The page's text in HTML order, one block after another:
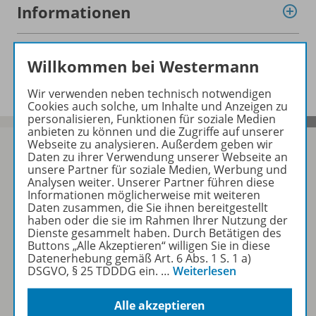
Informationen
Hörprobe zu folgenden Werken
Sofort profitieren
Zum Newsletter anmelden
Willkommen bei Westermann
Wir verwenden neben technisch notwendigen
Cookies auch solche, um Inhalte und Anzeigen zu
personalisieren, Funktionen für soziale Medien
anbieten zu können und die Zugriffe auf unserer
Webseite zu analysieren. Außerdem geben wir
Daten zu ihrer Verwendung unserer Webseite an
unsere Partner für soziale Medien, Werbung und
Analysen weiter. Unserer Partner führen diese
Informationen möglicherweise mit weiteren
Daten zusammen, die Sie ihnen bereitgestellt
haben oder die sie im Rahmen Ihrer Nutzung der
Dienste gesammelt haben. Durch Betätigen des
Buttons „Alle Akzeptieren“ willigen Sie in diese
Datenerhebung gemäß Art. 6 Abs. 1 S. 1 a)
DSGVO, § 25 TDDDG ein. … Weiterlesen
Alle akzeptieren